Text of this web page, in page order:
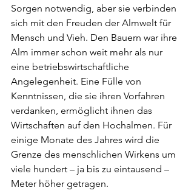
Sorgen notwendig, aber sie verbinden
sich mit den Freuden der Almwelt für
Mensch und Vieh. Den Bauern war ihre
Alm immer schon weit mehr als nur
eine betriebswirtschaftliche
Angelegenheit. Eine Fülle von
Kenntnissen, die sie ihren Vorfahren
verdanken, ermöglicht ihnen das
Wirtschaften auf den Hochalmen. Für
einige Monate des Jahres wird die
Grenze des menschlichen Wirkens um
viele hundert – ja bis zu eintausend –
Meter höher getragen.